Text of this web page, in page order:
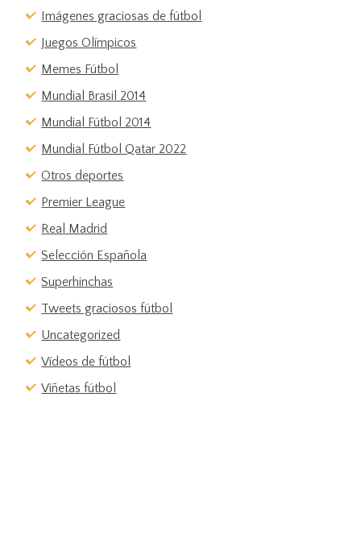
Imágenes graciosas de fútbol
Juegos Olímpicos
Memes Fútbol
Mundial Brasil 2014
Mundial Fútbol 2014
Mundial Fútbol Qatar 2022
Otros deportes
Premier League
Real Madrid
Selección Española
Superhinchas
Tweets graciosos fútbol
Uncategorized
Vídeos de fútbol
Viñetas fútbol